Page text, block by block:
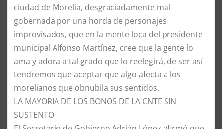
ciudad de Morelia, desgraciadamente mal
gobernada por una horda de personajes
improvisados, que en la mente loca del presidente
municipal Alfonso Martínez, cree que la gente lo
ama y adora a tal grado que lo reelegirá, de ser así
tendremos que aceptar que algo afecta a los
morelianos que obnubila sus sentidos.
LA MAYORIA DE LOS BONOS DE LA CNTE SIN
SUSTENTO